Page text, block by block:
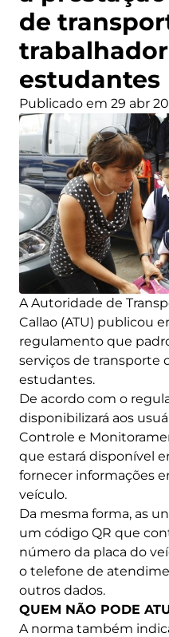
de
estudantes
Publicado em 29 abr
A Autoridade de
Callao (ATU) publicou
regulamento que
serviços de transporte
estudantes.
De acordo com o
disponibilizará aos
Controle e
que estará disponível
fornecer informações
veículo.
Da mesma forma, as
um código QR que
número da placa do
o telefone de
outros dados.
QUEM NÃO PODE
A norma também